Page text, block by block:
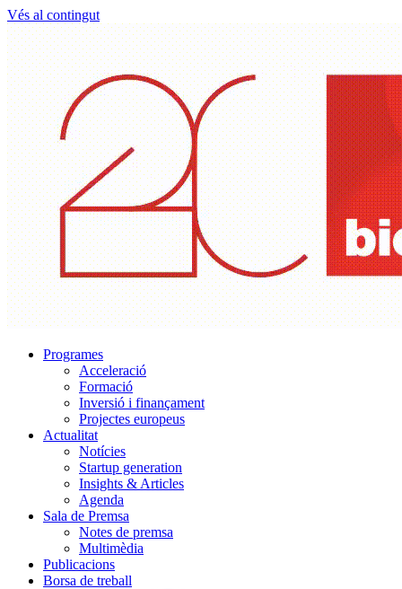
Vés al contingut
Programes
Acceleració
Formació
Inversió i finançament
Projectes europeus
Actualitat
Notícies
Startup generation
Insights & Articles
Agenda
Sala de Premsa
Notes de premsa
Multimèdia
Publicacions
Borsa de treball